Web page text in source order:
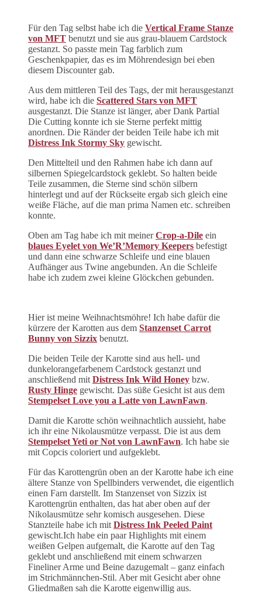
Für den Tag selbst habe ich die Vertical Frame Stanze
von MFT benutzt und sie aus grau-blauem Cardstock
gestanzt. So passte mein Tag farblich zum
Geschenkpapier, das es im Möhrendesign bei eben
diesem Discounter gab.
Aus dem mittleren Teil des Tags, der mit herausgestanzt
wird, habe ich die Scattered Stars von MFT
ausgestanzt. Die Stanze ist länger, aber Dank Partial
Die Cutting konnte ich sie Sterne perfekt mittig
anordnen. Die Ränder der beiden Teile habe ich mit
Distress Ink Stormy Sky gewischt.
Den Mittelteil und den Rahmen habe ich dann auf
silbernen Spiegelcardstock geklebt. So halten beide
Teile zusammen, die Sterne sind schön silbern
hinterlegt und auf der Rückseite ergab sich gleich eine
weiße Fläche, auf die man prima Namen etc. schreiben
konnte.
Oben am Tag habe ich mit meinerCrop-a-Dile ein
blaues Eyelet von We’R’Memory Keepers befestigt
und dann eine schwarze Schleife und eine blauen
Aufhänger aus Twine angebunden. An die Schleife
habe ich zudem zwei kleine Glöckchen gebunden.
Hier ist meine Weihnachtsmöhre! Ich habe dafür die
kürzere der Karotten aus dem Stanzenset Carrot
Bunny von Sizzix benutzt.
Die beiden Teile der Karotte sind aus hell- und
dunkelorangefarbenem Cardstock gestanzt und
anschließend mit Distress Ink Wild Honey bzw.
Rusty Hinge gewischt. Das süße Gesicht ist aus dem
Stempelset Love you a Latte von LawnFawn.
Damit die Karotte schön weihnachtlich aussieht, habe
ich ihr eine Nikolausmütze verpasst. Die ist aus dem
Stempelset Yeti or Not von LawnFawn. Ich habe sie
mit Copcis coloriert und aufgeklebt.
Für das Karottengrün oben an der Karotte habe ich eine
ältere Stanze von Spellbinders verwendet, die eigentlich
einen Farn darstellt. Im Stanzenset von Sizzix ist
Karottengrün enthalten, das hat aber oben auf der
Nikolausmütze sehr komisch ausgesehen. Diese
Stanzteile habe ich mit Distress Ink Peeled Paint
gewischt.Ich habe ein paar Highlights mit einem
weißen Gelpen aufgemalt, die Karotte auf den Tag
geklebt und anschließend mit einem schwarzen
Fineliner Arme und Beine dazugemalt – ganz einfach
im Strichmännchen-Stil. Aber mit Gesicht aber ohne
Gliedmaßen sah die Karotte eigenwillig aus.